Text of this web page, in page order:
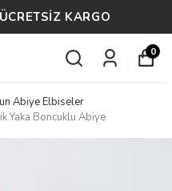
KARGO
0
Abiye Elbiseler
Yaka Boncuklu Abiye